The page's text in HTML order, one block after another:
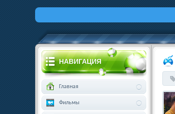
НАВИГАЦИЯ
Главная
Фильмы